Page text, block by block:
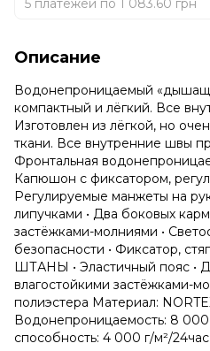
Описание
Водонепроницаемый
компактный и лёгкий. Все
Изготовлен из лёгкой, но
ткани. Все внутренние швы
Фронтальная
Капюшон с фиксатором,
Регулируемые манжеты на
липучками • Два боковых
застёжками-молниями •
безопасности • Фиксатор,
ШТАНЫ • Эластичный пояс •
влагостойкими застёжками-
полиэстера Материал:
Водонепроницаемость: 8
способность: 4 000 г/м²/24час